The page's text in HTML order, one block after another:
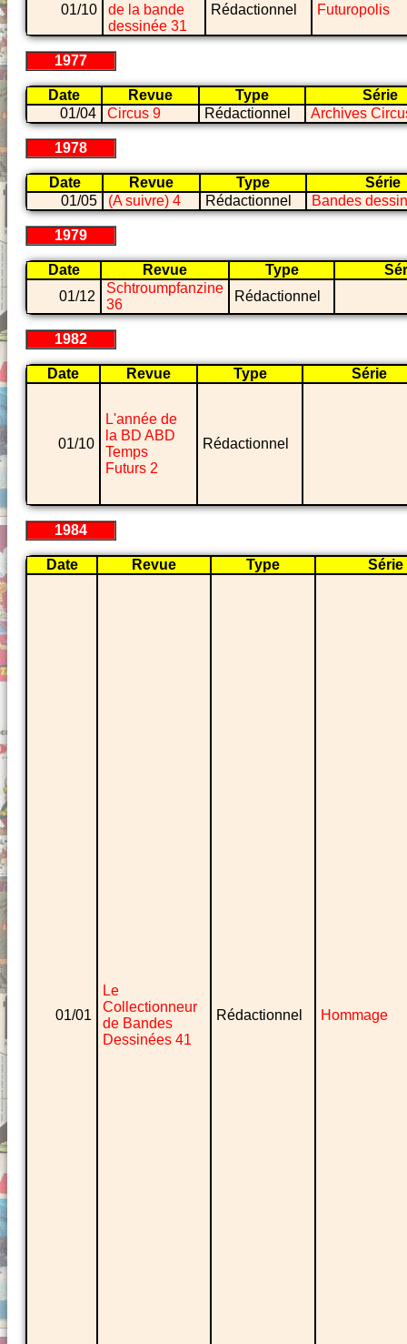
01/10
de la bande
dessinée 31
Rédactionnel Futuropolis
1977
Date Revue Type
Série
01/04
Circus 9 Rédactionnel Archives
1978
Date Revue Type
Série
01/05
(A suivre) 4 Rédactionnel Bandes
1979
Date Revue Type
01/12
Schtroumpfanzine
36
Rédactionnel
1982
Date Revue Type Série
01/10
L'année de
la BD ABD
Temps
Futurs 2
Rédactionnel
1984
Date Revue Type Série
01/01
Le
Collectionneur
de Bandes
Dessinées 41
Rédactionnel Hommage